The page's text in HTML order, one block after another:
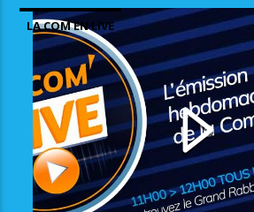
LA COM EN LIVE